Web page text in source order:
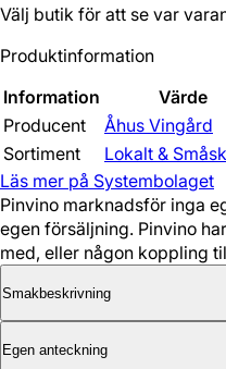
Välj butik för att se var
Produktinformation
Information
Värde
Producent
Åhus Vingård
Sortiment
Lokalt &
Läs mer på Systembolaget
Pinvino marknadsför inga
egen försäljning. Pinvino
med, eller någon koppling
Smakbeskrivning
Egen anteckning